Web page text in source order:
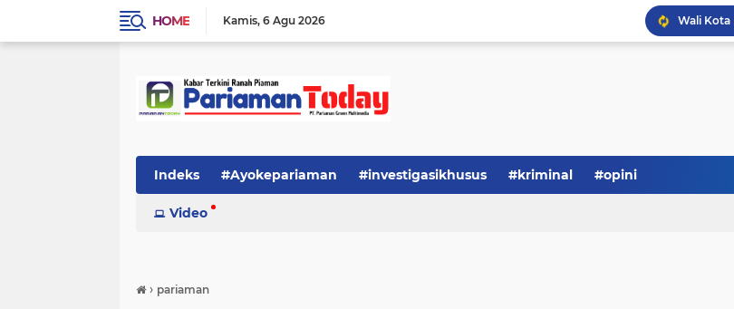
HOME Kamis 6 Agu 2026
Indeks #Ayokepariaman #investigasikhusus #kriminal #opini
Video
› pariaman